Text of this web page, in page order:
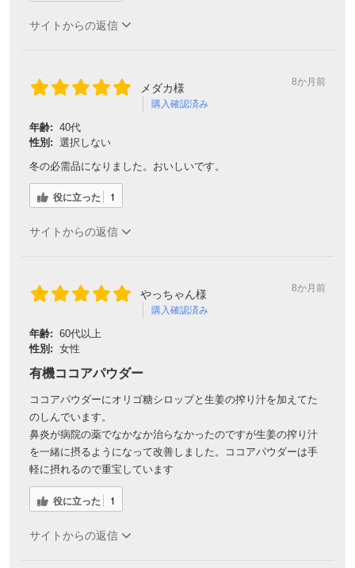
サイトからの返信
メダカ様
購入確認済み
8か月前
年齢: 40代
性別: 選択しない
冬の必需品になりました。おいしいです。
役に立った 1
サイトからの返信
やっちゃん様
購入確認済み
8か月前
年齢: 60代以上
性別: 女性
有機ココアパウダー
ココアパウダーにオリゴ糖シロップと生姜の搾り汁を加えてた
のしんでいます。
鼻炎が病院の薬でなかなか治らなかったのですが生姜の搾り汁
を一緒に摂るようになって改善しました。ココアパウダーは手
軽に摂れるので重宝しています
役に立った 1
サイトからの返信